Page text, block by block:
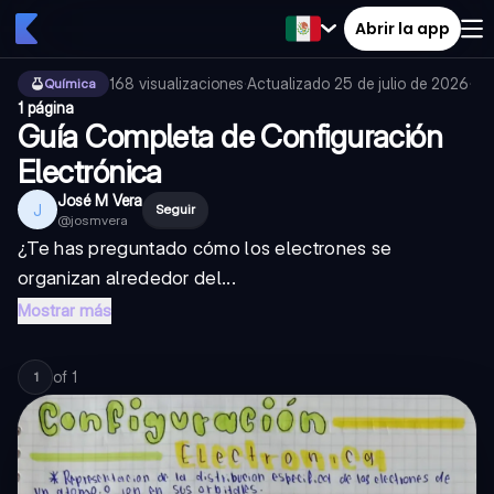
Abrir la app
Química 168 visualizaciones·Actualizado 25 de julio de 2026·
1 página
Guía Completa de Configuración
Electrónica
J José M Vera
@josmvera
Seguir
¿Te has preguntado cómo los electrones se
organizan alrededor del...
Mostrar más
1 of 1